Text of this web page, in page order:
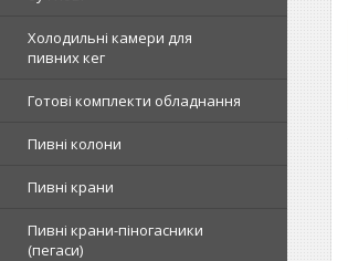
Холодильні камери для
пивних кег
Готові комплекти обладнання
Пивні колони
Пивні крани
Пивні крани-піногасники
(пегаси)